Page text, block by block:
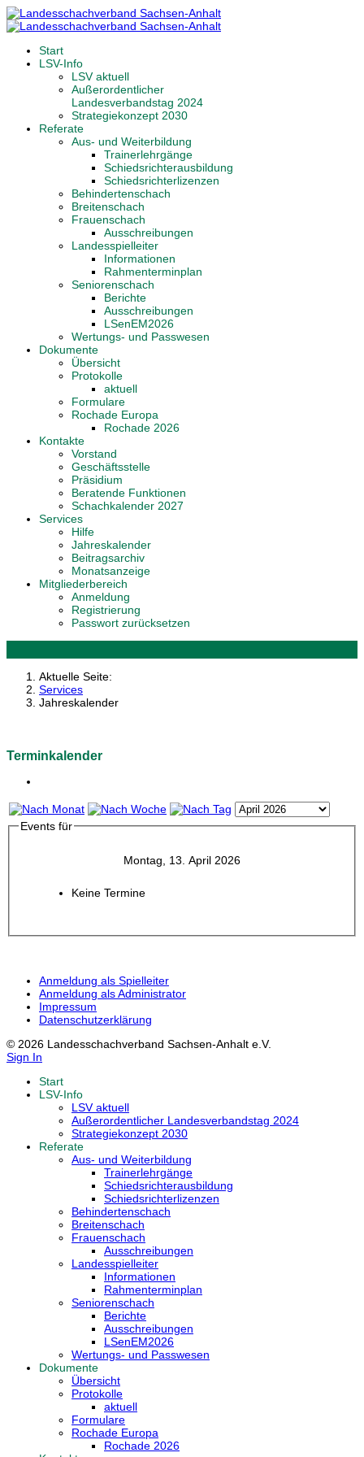
Start
LSV-Info
LSV aktuell
Außerordentlicher
Landesverbandstag 2024
Strategiekonzept 2030
Referate
Aus- und Weiterbildung
Trainerlehrgänge
Schiedsrichterausbildung
Schiedsrichterlizenzen
Behindertenschach
Breitenschach
Frauenschach
Ausschreibungen
Landesspielleiter
Informationen
Rahmenterminplan
Seniorenschach
Berichte
Ausschreibungen
LSenEM2026
Wertungs- und Passwesen
Dokumente
Übersicht
Protokolle
aktuell
Formulare
Rochade Europa
Rochade 2026
Kontakte
Vorstand
Geschäftsstelle
Präsidium
Beratende Funktionen
Schachkalender 2027
Services
Hilfe
Jahreskalender
Beitragsarchiv
Monatsanzeige
Mitgliederbereich
Anmeldung
Registrierung
Passwort zurücksetzen
Aktuelle Seite:
Services
Jahreskalender
Terminkalender
Events für
Montag, 13. April 2026
Keine Termine
Anmeldung als Spielleiter
Anmeldung als Administrator
Impressum
Datenschutzerklärung
© 2026 Landesschachverband Sachsen-Anhalt e.V.
Sign In
Start
LSV-Info
LSV aktuell
Außerordentlicher Landesverbandstag 2024
Strategiekonzept 2030
Referate
Aus- und Weiterbildung
Trainerlehrgänge
Schiedsrichterausbildung
Schiedsrichterlizenzen
Behindertenschach
Breitenschach
Frauenschach
Ausschreibungen
Landesspielleiter
Informationen
Rahmenterminplan
Seniorenschach
Berichte
Ausschreibungen
LSenEM2026
Wertungs- und Passwesen
Dokumente
Übersicht
Protokolle
aktuell
Formulare
Rochade Europa
Rochade 2026